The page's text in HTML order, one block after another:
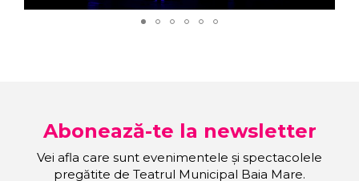
Abonează-te la newsletter
Vei afla care sunt evenimentele și spectacolele
pregătite de Teatrul Municipal Baia Mare.